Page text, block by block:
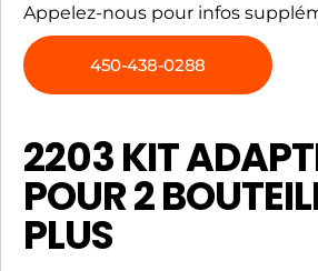
Appelez-nous pour infos
450-438-0288
2203 KIT
POUR 2
PLUS